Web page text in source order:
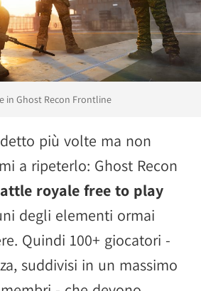
in Ghost Recon Frontline
più volte ma non
a ripeterlo: Ghost Recon
royale free to play
degli elementi ormai
Quindi 100+ giocatori -
suddivisi in un massimo